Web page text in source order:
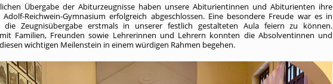
Übergabe der Abiturzeugnisse haben unsere Abiturientinnen und Abiturienten ihre
Reichwein-Gymnasium erfolgreich abgeschlossen. Eine besondere Freude war es in
die Zeugnisübergabe erstmals in unserer festlich gestalteten Aula feiern zu können.
Familien, Freunden sowie Lehrerinnen und Lehrern konnten die Absolventinnen und
wichtigen Meilenstein in einem würdigen Rahmen begehen.